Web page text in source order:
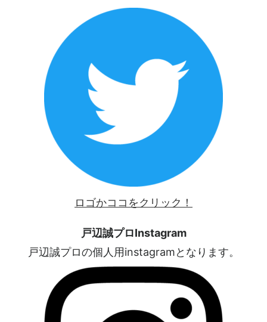
ロゴかココをクリック！
戸辺誠プロInstagram
戸辺誠プロの個人用instagramとなります。